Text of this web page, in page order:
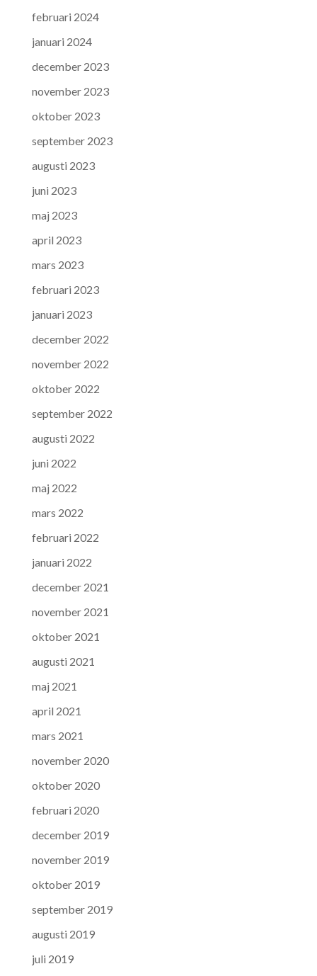
februari 2024
januari 2024
december 2023
november 2023
oktober 2023
september 2023
augusti 2023
juni 2023
maj 2023
april 2023
mars 2023
februari 2023
januari 2023
december 2022
november 2022
oktober 2022
september 2022
augusti 2022
juni 2022
maj 2022
mars 2022
februari 2022
januari 2022
december 2021
november 2021
oktober 2021
augusti 2021
maj 2021
april 2021
mars 2021
november 2020
oktober 2020
februari 2020
december 2019
november 2019
oktober 2019
september 2019
augusti 2019
juli 2019